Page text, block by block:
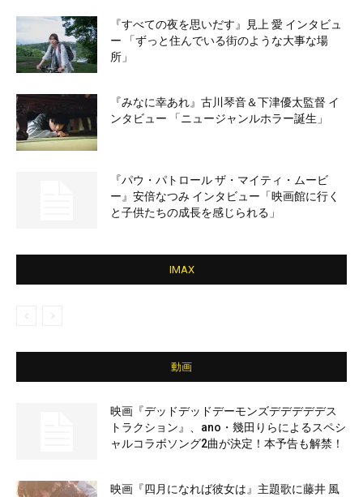
『すべての夜を思いだす』見上 愛 インタビュ
ー 「ずっと住んでいる街のような大事な場
所」
『みなに幸あれ』古川琴音＆下津優太監督 イ
ンタビュー 「ニュージャンルホラー誕生」
『パウ・パトロール ザ・マイティ・ムービ
ー』安倍なつみ インタビュー「映画館に行く
と子供たちの成長を感じられる」
IMAX
動画
映画『デッドデッドデーモンズデデデデデス
トラクション』、ano・幾田りらによるスペシ
ャルコラボソング2曲が決定！本予告も解禁！
映画『四月になれば彼女は』主題歌に藤井 風